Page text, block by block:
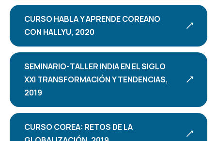
CURSO HABLA Y APRENDE COREANO
CON HALLYU, 2020
SEMINARIO-TALLER INDIA EN EL SIGLO
XXI TRANSFORMACIÓN Y TENDENCIAS,
2019
CURSO COREA: RETOS DE LA